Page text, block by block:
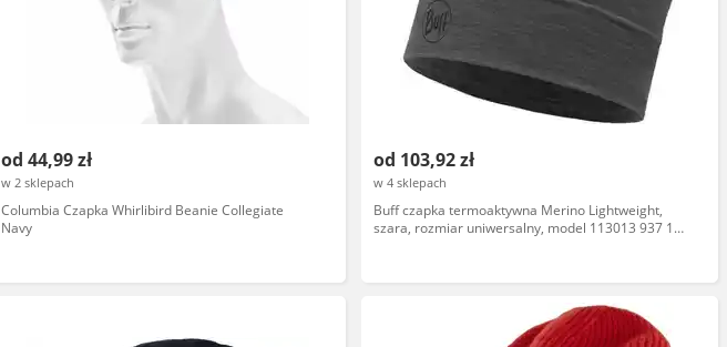
od 44,99 zł
w 2 sklepach
Columbia Czapka Whirlibird Beanie Collegiate
Navy
od 103,92 zł
w 4 sklepach
Buff czapka termoaktywna Merino Lightweight,
szara, rozmiar uniwersalny, model 113013 937 10